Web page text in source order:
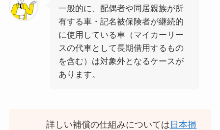
一般的に、配偶者や同居親族が所
有する車・記名被保険者が継続的
に使用している車（マイカーリー
スの代車として長期借用するもの
を含む）は対象外となるケースが
あります。
詳しい補償の仕組みについては 日本損